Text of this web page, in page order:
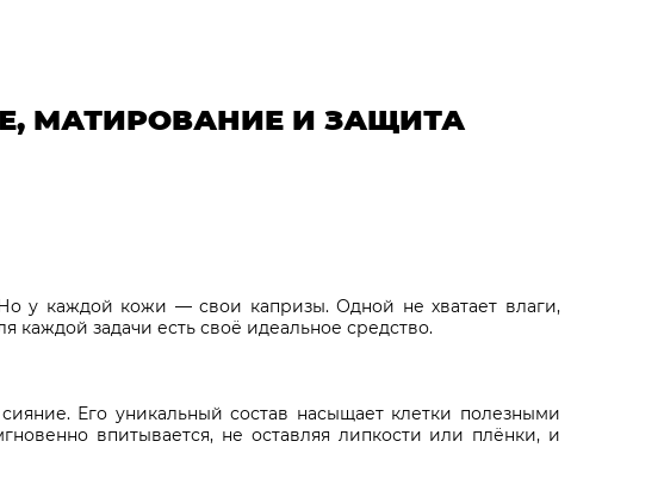
МАТИРОВАНИЕ И ЗАЩИТА
у каждой кожи — свои капризы. Одной не хватает влаги,
задачи есть своё идеальное средство.
Его уникальный состав насыщает клетки полезными
впитывается, не оставляя липкости или плёнки, и